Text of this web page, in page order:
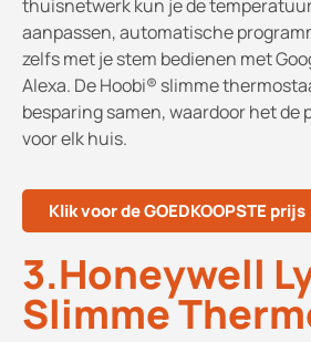
thuisnetwerk kun je de
aanpassen, automatische
zelfs met je stem bedienen met
Alexa. De Hoobi® slimme
besparing samen, waardoor het de
voor elk huis.
Klik voor de GOEDKOOPSTE prijs
3.Honeywell
Slimme